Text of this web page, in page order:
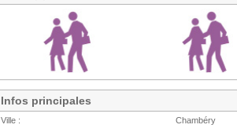
Infos principales
Ville :
Chambéry